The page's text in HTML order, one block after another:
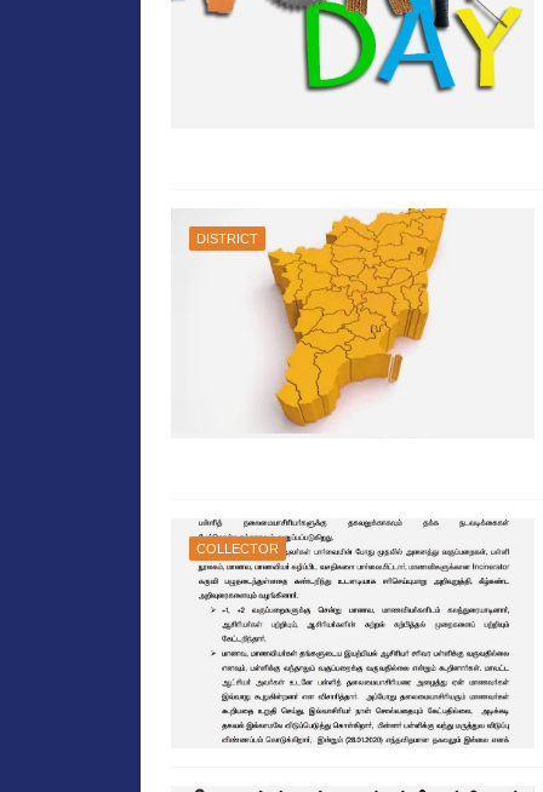
DISTRICT
COLLECTOR